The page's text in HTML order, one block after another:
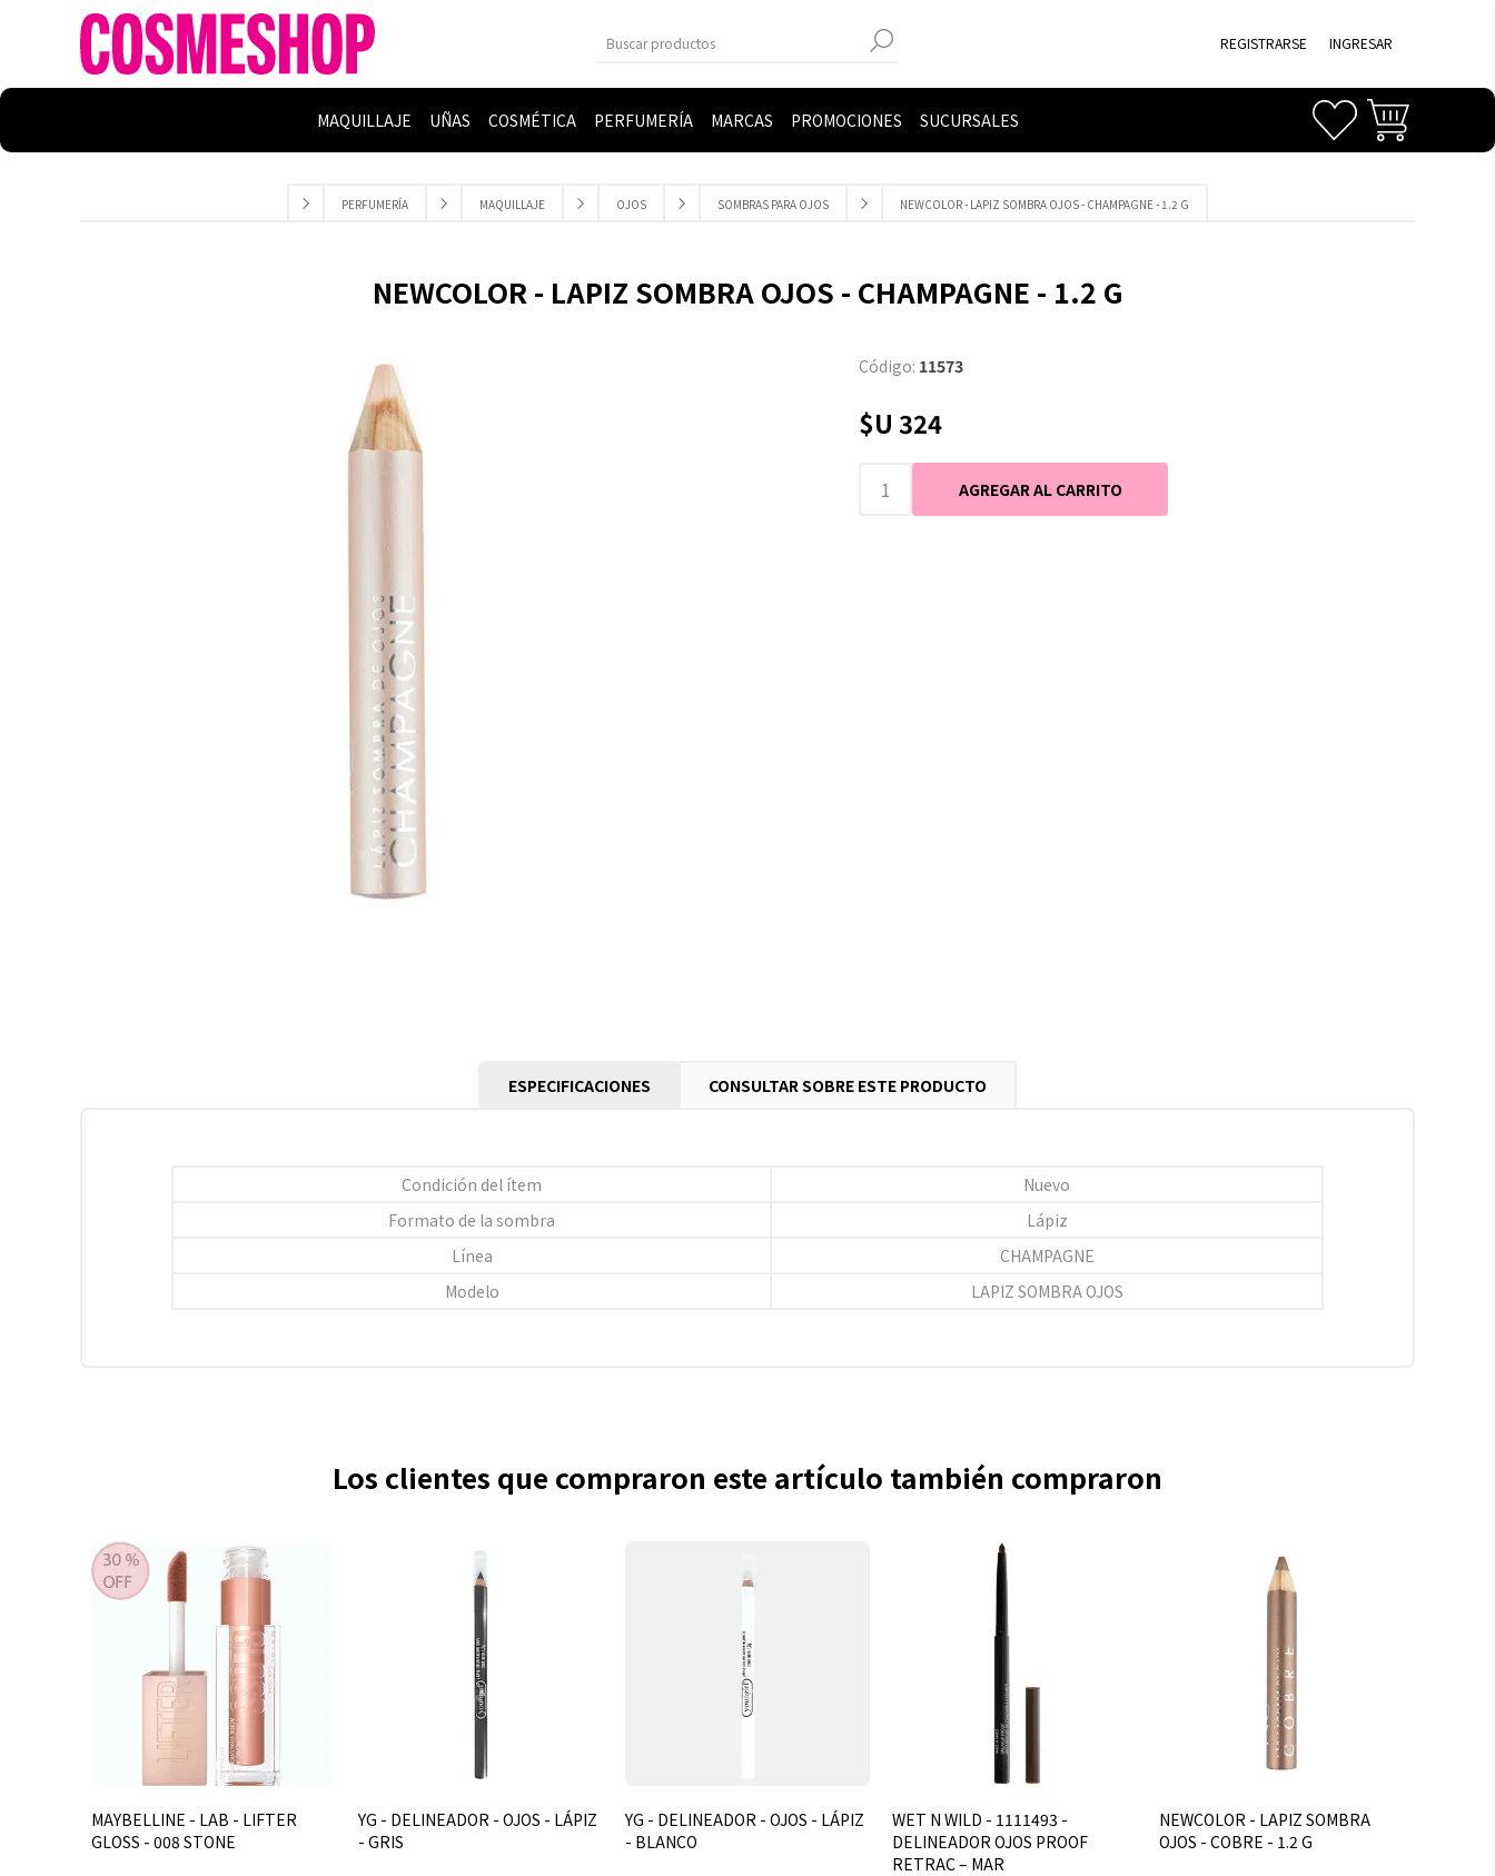
REGISTRARSE INGRESAR
MAQUILLAJE UÑAS COSMÉTICA PERFUMERÍA MARCAS PROMOCIONES SUCURSALES
PERFUMERÍA MAQUILLAJE OJOS SOMBRAS PARA OJOS NEWCOLOR - LAPIZ SOMBRA OJOS - CHAMPAGNE - 1.2 G
NEWCOLOR - LAPIZ SOMBRA OJOS - CHAMPAGNE - 1.2 G
Código: 11573
$U 324
ESPECIFICACIONES CONSULTAR SOBRE ESTE PRODUCTO
Condición del ítem
Nuevo
Formato de la sombra
Lápiz
Línea
CHAMPAGNE
Modelo
LAPIZ SOMBRA OJOS
Los clientes que compraron este artículo también compraron
MAYBELLINE - LAB - LIFTER
GLOSS - 008 STONE
YG - DELINEADOR - OJOS - LÁPIZ
- GRIS
YG - DELINEADOR - OJOS - LÁPIZ
- BLANCO
WET N WILD - 1111493 -
DELINEADOR OJOS PROOF
RETRAC – MAR
NEWCOLOR - LAPIZ SOMBRA
OJOS - COBRE - 1.2 G